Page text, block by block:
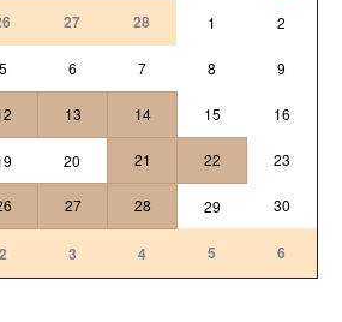
27 28 1 2
5 6 7 8 9
13 14 15 16
20 21 22 23
27 28 29 30
2 3 4 5 6